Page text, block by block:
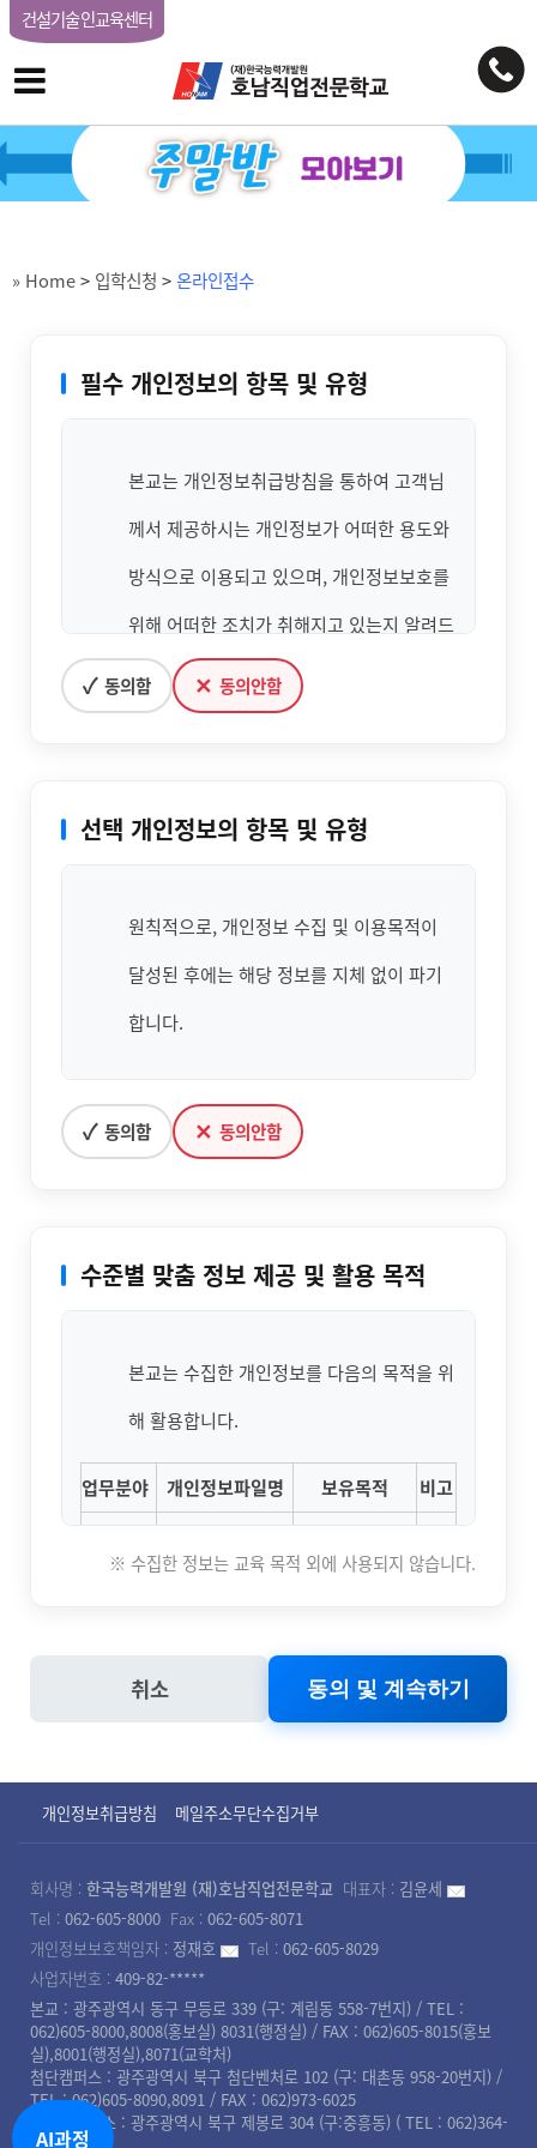
건설기술인교육센터
» Home> 입학신청 >온라인접수
필수 개인정보의 항목 및 유형
본교는 개인정보취급방침을 통하여 고객님
께서 제공하시는 개인정보가 어떠한 용도와
방식으로 이용되고 있으며, 개인정보보호를
위해 어떠한 조치가 취해지고 있는지 알려드
립니다.
공지할 것입니다.
본교는 국가기간전략산업직종훈련/지역산
능향상 지원사업/ 등의 실시에 있어 개인을
고유하게 구별하기 위해 부여된 식별정보(주
본교는 민원처리, 학생 및 훈련생 선발, 학사
운영 등 소관업무 수행의 목적으로 필요에
의한 최소한으로 개인정보를 처리하고 있습
니다. 목적 외 용도로는 이용되지 않으며, 이
용 목적이 변경되는 경우에는 별도의 동의를
수집방법 수집항목
이름, 비밀번호, 자택 전화번호, 자택
이메일, 회사명, 주민등록번호, 학력,
홈페이지(원
서접수)
이름, 자택 전화번호, 자택 주소, 휴대
전화번호, 이메일
✓ 동의함 ✕ 동의안함
선택 개인정보의 항목 및 유형
원칙적으로, 개인정보 수집 및 이용목적이
달성된 후에는 해당 정보를 지체 없이 파기
합니다.
경우 본교는 아래와 같이 관계법령에서 정한 일정
사항, 수료정보, 상담내역, 성적, 자격증, 취업정보
- 회원 탈퇴시 또는 교육 수강 계약 파기시 까지 보
- 계약, 대금결재, 소비자 분쟁 관련 기록 등은 관련
법률에 따라 5년간 별도로 보관합니다.
보존
이름 , 비밀번호 , 자택
전화번호 , 자택 주소 ,
, 회사명 , 학력
고용노동부 직업능력
개발훈련 실시규정 62
조
[ 고용노동부 고시 2018-107호, 2018.12.31. ]
제62조(자료의 보관) 훈련기관은 계좌적합훈련과
정 운영과 관련하여 다음 각 호에서 정한 자료를 5
년 동안 보관하여야 한다. 이 경우 「전자정부법」
에 따른 전자문서 등으로 할 수 있다.
✓ 동의함 ✕ 동의안함
수준별 맞춤 정보 제공 및 활용 목적
본교는 수집한 개인정보를 다음의 목적을 위
해 활용합니다.
업무분야 개인정보파일명 보유목적 비고
학교 행정 업무
기숙사생관리
자격증 취득내역
상담내역
취업관리
훈련수당 지급
포상관련
ο 파기절차
회원님이 회원가입 등을 위해 입력하신 정보는 목
적이 달성된 후 별도의 DB로 옮겨져(종이의 경우
별도의 서류함) 내부 방침 및 기타 관련 법령에 의
※ 수집한 정보는 교육 목적 외에 사용되지 않습니다.
취소
개인정보취급방침 메일주소무단수집거부
회사명 : 한국능력개발원 (재)호남직업전문학교 대표자 : 김윤세
Tel : 062-605-8000 Fax : 062-605-8071
개인정보보호책임자 : 정재호 Tel : 062-605-8029
사업자번호 : 409-82-*****
본교 : 광주광역시 동구 무등로 339 (구: 계림동 558-7번지) / TEL :
062)605-8000,8008(홍보실) 8031(행정실) / FAX : 062)605-8015(홍보
실),8001(행정실),8071(교학처)
첨단캠퍼스 : 광주광역시 북구 첨단벤처로 102 (구: 대촌동 958-20번지) /
TEL : 062)605-8090,8091 / FAX : 062)973-6025
북광주캠퍼스 : 광주광역시 북구 제봉로 304 (구:중흥동) ( TEL : 062)364-
AI과정